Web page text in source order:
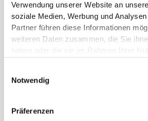
Verwendung unserer Website an
soziale Medien, Werbung und
Partner führen diese Informationen
weiteren Daten zusammen, die Sie
haben oder die sie im Rahmen Ihrer
Notwendig
Präferenzen
Zusammensetzung
95% Polyamid
5% Elastan
Made in Portugal